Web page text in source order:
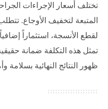
تختلف أسعار الإجراءات
المتبعة لتخفيف الأوجاع.
لقطع الأنسجة، استثماراً
تمثل هذه التكلفة ضمانة
ظهور النتائج النهائية بسلامة